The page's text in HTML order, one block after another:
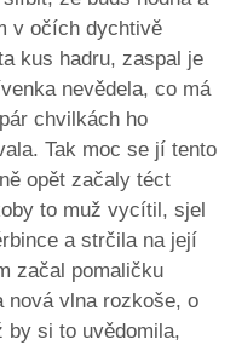
v očích dychtivě
kus hadru, zaspal je
nevědela, co má
chvilkách ho
Tak moc se jí tento
opět začaly téct
to muž vycítil, sjel
a strčila na její
začal pomaličku
nová vlna rozkoše, o
by si to uvědomila,